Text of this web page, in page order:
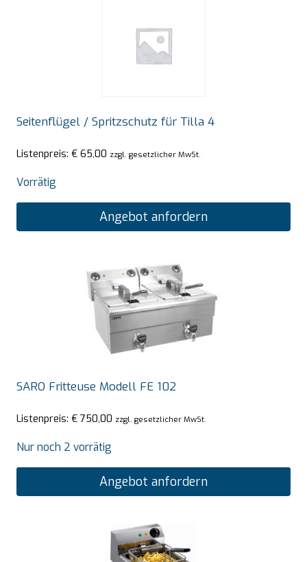
Seitenflügel / Spritzschutz für Tilla 4
Listenpreis: € 65,00 zzgl. gesetzlicher MwSt.
Vorrätig
Angebot anfordern
SARO Fritteuse Modell FE 102
Listenpreis: € 750,00 zzgl. gesetzlicher MwSt.
Nur noch 2 vorrätig
Angebot anfordern